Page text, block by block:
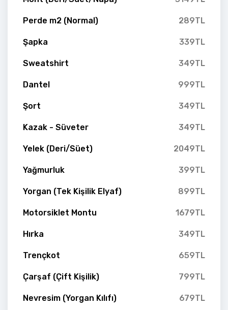
Perde m2 (Normal) 289TL
Şapka 339TL
Sweatshirt 349TL
Dantel 999TL
Şort 349TL
Kazak - Süveter 349TL
Yelek (Deri/Süet) 2049TL
Yağmurluk 399TL
Yorgan (Tek Kişilik Elyaf) 899TL
Motorsiklet Montu 1679TL
Hırka 349TL
Trençkot 659TL
Çarşaf (Çift Kişilik) 799TL
Nevresim (Yorgan Kılıfı) 679TL